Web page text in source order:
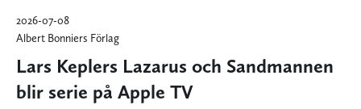
2026-07-08
Albert Bonniers Förlag
Lars Keplers Lazarus och Sandmannen
blir serie på Apple TV